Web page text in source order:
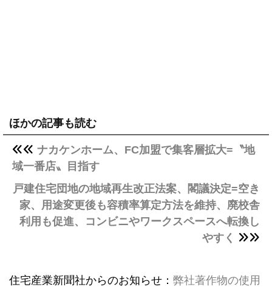
ほかの記事も読む
ナカケンホーム、FC加盟で集客層拡大=〝地
域一番店〟目指す
戸建住宅団地の地域再生改正法案、閣議決定=空き
家、用途変更後も容積率算定方法を維持、廃校舎
利用も促進、コンビニやワークスペースへ転換し
やすく
住宅産業新聞社からのお知らせ： 弊社著作物の使用